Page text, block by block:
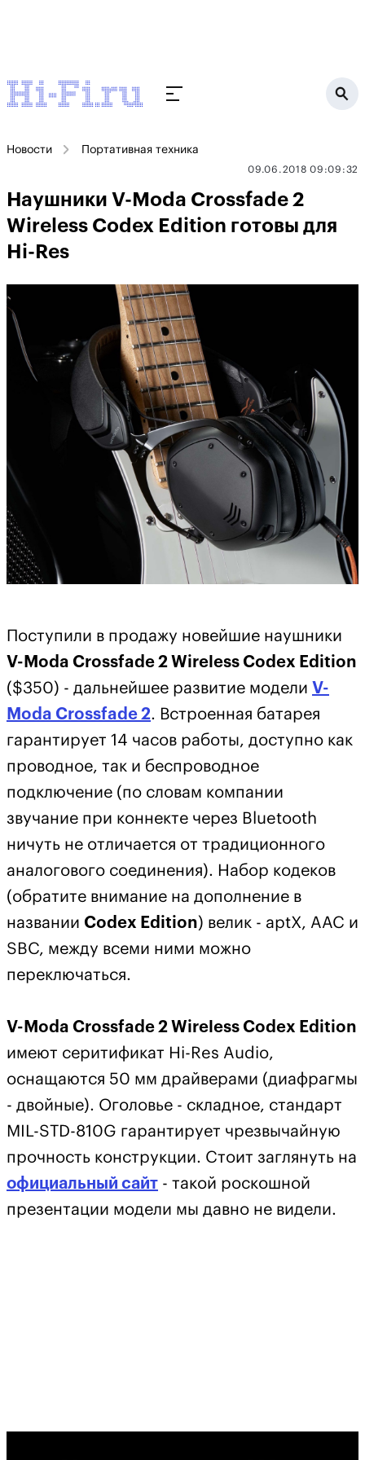
Новости Портативная техника
09.06.2018 09:09:32
Наушники V-Moda Crossfade 2
Wireless Codex Edition готовы для
Hi-Res
Поступили в продажу новейшие наушники
V-Moda Crossfade 2 Wireless Codex Edition
($350) - дальнейшее развитие модели V-
Moda Crossfade 2. Встроенная батарея
гарантирует 14 часов работы, доступно как
проводное, так и беспроводное
подключение (по словам компании
звучание при коннекте через Bluetooth
ничуть не отличается от традиционного
аналогового соединения). Набор кодеков
(обратите внимание на дополнение в
названии Codex Edition) велик - aptX, AAC и
SBC, между всеми ними можно
переключаться.
V-Moda Crossfade 2 Wireless Codex Edition
имеют серитификат Hi-Res Audio,
оснащаются 50 мм драйверами (диафрагмы
- двойные). Оголовье - складное, стандарт
MIL-STD-810G гарантирует чрезвычайную
прочность конструкции. Стоит заглянуть на
официальный сайт - такой роскошной
презентации модели мы давно не видели.